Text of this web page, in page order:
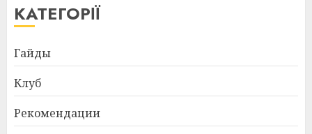
КАТЕГОРІЇ
Гайды
Клуб
Рекомендации